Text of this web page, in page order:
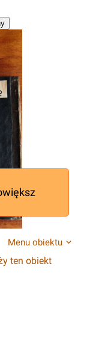
Menu obiektu
ten obiekt